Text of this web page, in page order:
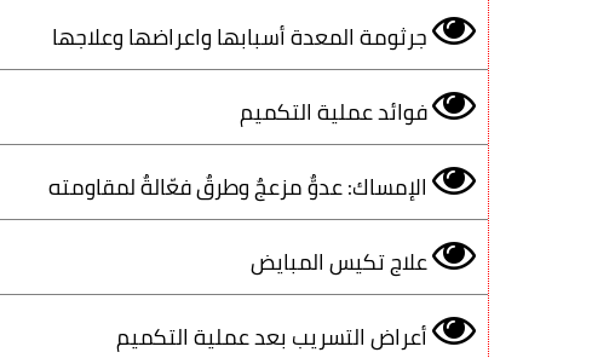
جرثومة المعدة أسبابها واعراضها وعلاجها
فوائد عملية التكميم
الإمساك: عدوٌّ مزعجٌ وطرقٌ فعّالةٌ لمقاومته
علاج تكيس المبايض
أعراض التسريب بعد عملية التكميم